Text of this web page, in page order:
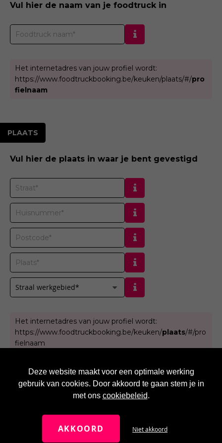
Vul hier de naam van je foodtruck in
Het internetadres van jouw profiel wordt:
https://www.foodtruckbooking.be/keuken/plaats/#/pro
fielnaam
PLAATS
Vul hier de plaats in waar je bent gevestigd
Straal werkgebied*
Het internetadres van jouw profiel wordt:
https://www.foodtruckbooking.be/keuken/plaats/#/pro
fielnaam
NAAR BOVEN
Deze website maakt voor een optimale werking
gebruik van cookies. Door akkoord te gaan stem je in
met ons cookiebeleid.
AKKOORD Niet akkoord